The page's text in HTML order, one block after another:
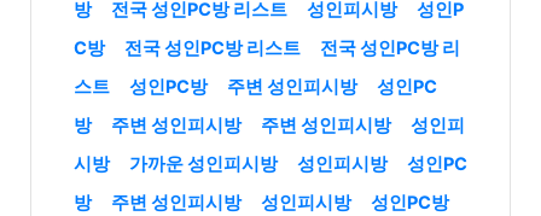
방
전국 성인PC방 리스트 성인피시방
성인P
C방
전국 성인PC방 리스트
전국 성인PC방 리
스트
성인PC방 주변 성인피시방
성인PC
방
주변 성인피시방 주변 성인피시방
성인피
시방
가까운 성인피시방 성인피시방
성인PC
방
주변 성인피시방 성인피시방
성인PC방